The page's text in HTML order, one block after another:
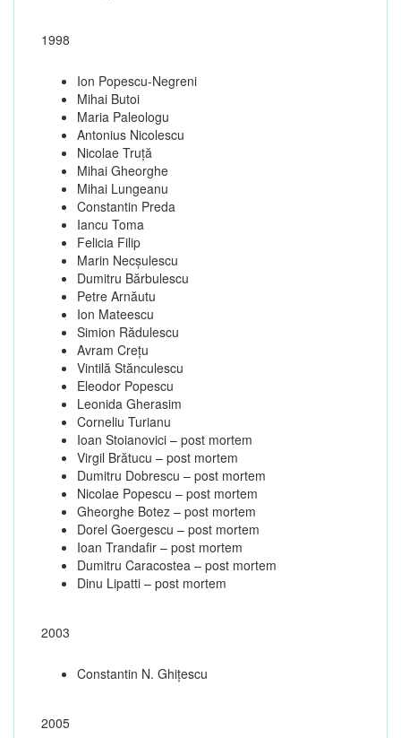
1998
Ion Popescu-Negreni
Mihai Butoi
Maria Paleologu
Antonius Nicolescu
Nicolae Truţă
Mihai Gheorghe
Mihai Lungeanu
Constantin Preda
Iancu Toma
Felicia Filip
Marin Necşulescu
Dumitru Bărbulescu
Petre Arnăutu
Ion Mateescu
Simion Rădulescu
Avram Creţu
Vintilă Stănculescu
Eleodor Popescu
Leonida Gherasim
Corneliu Turianu
Ioan Stoianovici – post mortem
Virgil Brătucu – post mortem
Dumitru Dobrescu – post mortem
Nicolae Popescu – post mortem
Gheorghe Botez – post mortem
Dorel Goergescu – post mortem
Ioan Trandafir – post mortem
Dumitru Caracostea – post mortem
Dinu Lipatti – post mortem
2003
Constantin N. Ghiţescu
2005